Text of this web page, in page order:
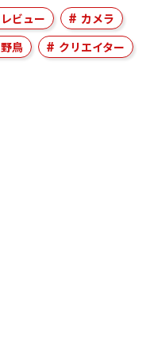
レビュー
カメラ
野鳥
クリエイター